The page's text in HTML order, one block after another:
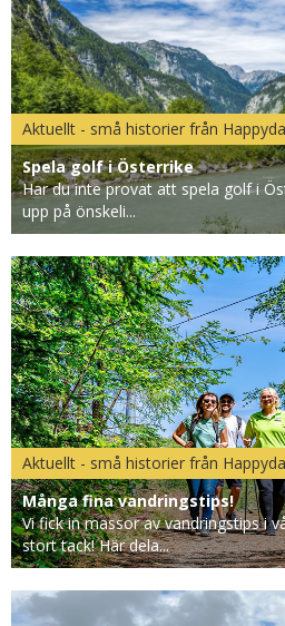
Aktuellt - små historier från
Spela golf i Österrike
Har du inte provat att spela golf i
upp på önskeli...
Aktuellt - små historier från
Många fina vandringstips!
Vi fick in massor av vandringstips i
stort tack! Här dela...